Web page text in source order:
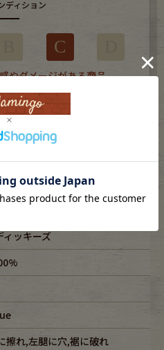
ディション
C
やダメージがある商品
、まだまだご愛用していただけます。
しくお願いします。
おります。
ッキーズ
擦れ,左腿に穴,裾に破れ